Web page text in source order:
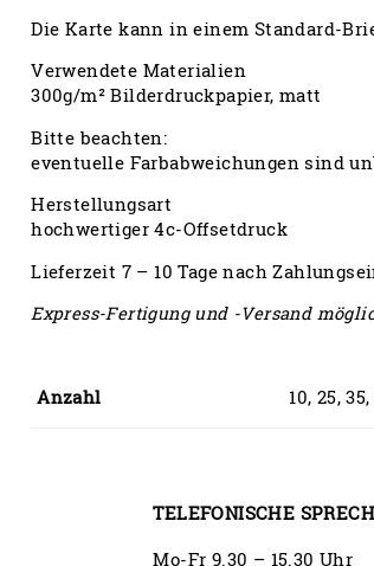
Die Karte kann in einem Standard-
Verwendete Materialien
300g/m² Bilderdruckpapier, matt
Bitte beachten:
eventuelle Farbabweichungen sind
Herstellungsart
hochwertiger 4c-Offsetdruck
Lieferzeit 7 – 10 Tage nach
Express-Fertigung und -Versand
Anzahl 10, 25,
TELEFONISCHE
Mo-Fr 9.30 – 15.30 Uhr